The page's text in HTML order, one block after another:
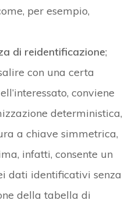
per esempio,
di reidentificazione;
con una certa
conviene
deterministica,
a chiave simmetrica,
infatti, consente un
dati identificativi senza
della tabella di